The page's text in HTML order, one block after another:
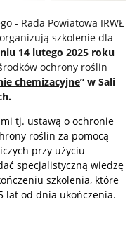
- Rada Powiatowa IRWŁ
szkolenie dla
14 lutego 2025roku
ochrony roślin
chemizacyjne” w Sali
tj. ustawą o ochronie
roślin za pomocą
przy użyciu
specjalistyczną wiedzę
szkolenia, które
lat od dnia ukończenia.